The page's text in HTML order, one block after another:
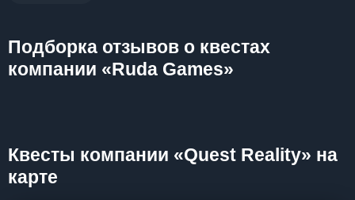
Подборка отзывов о квестах
компании «Ruda Games»
Квесты компании «Quest Reality» на
карте